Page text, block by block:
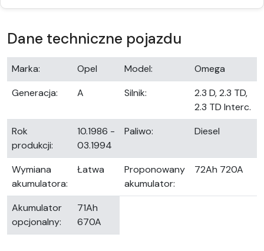
Dane techniczne pojazdu
Marka: Opel Model:
Omega
Generacja:
A Silnik:
2.3 D, 2.3 TD,
2.3 TD Interc.
Rok
produkcji:
10.1986 -
03.1994
Paliwo: Diesel
Wymiana
akumulatora:
Łatwa
Proponowany
akumulator:
72Ah 720A
Akumulator
opcjonalny:
71Ah
670A